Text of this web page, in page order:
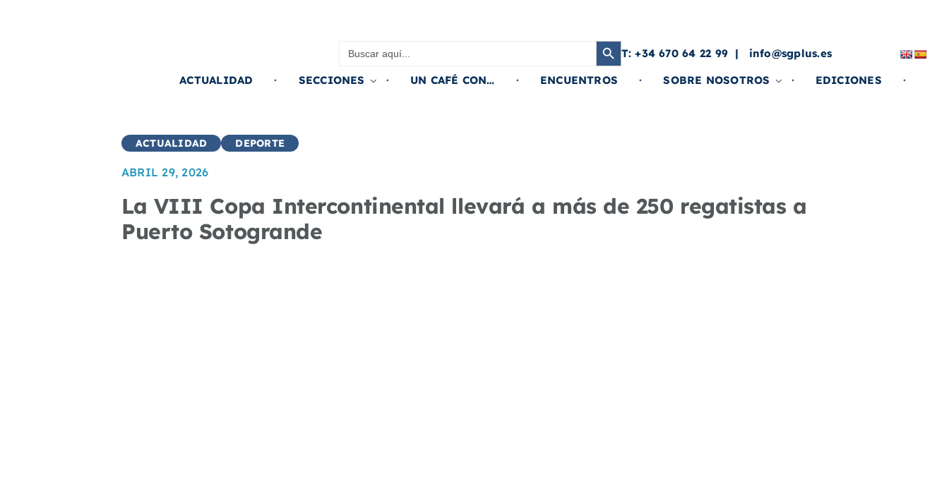
Botón de búsqueda
T: +34 670 64 22 99
info@sgplus.es
ACTUALIDAD
SECCIONES UN CAFÉ CON… ENCUENTROS SOBRE NOSOTROS EDICIONES
ACTUALIDAD DEPORTE
ABRIL 29, 2026
La VIII Copa Intercontinental llevará a más de 250 regatistas a
Puerto Sotogrande